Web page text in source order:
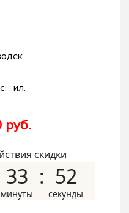
: ил.
руб.
скидки
33 51